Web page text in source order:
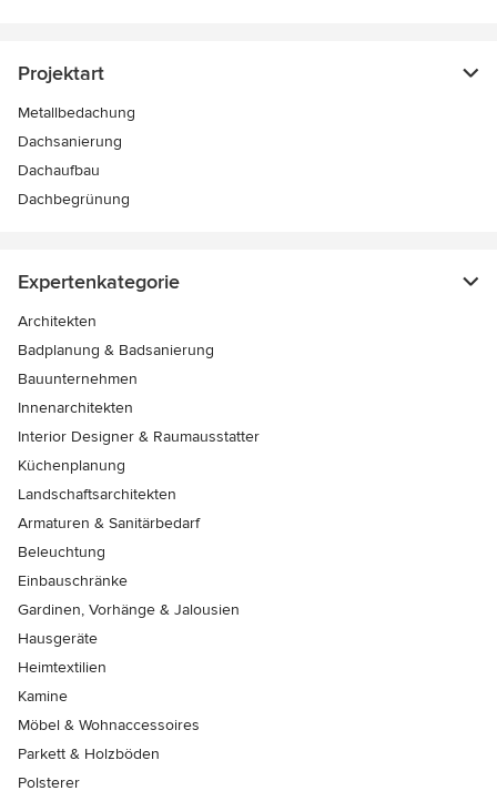
Projektart
Metallbedachung
Dachsanierung
Dachaufbau
Dachbegrünung
Expertenkategorie
Architekten
Badplanung & Badsanierung
Bauunternehmen
Innenarchitekten
Interior Designer & Raumausstatter
Küchenplanung
Landschaftsarchitekten
Armaturen & Sanitärbedarf
Beleuchtung
Einbauschränke
Gardinen, Vorhänge & Jalousien
Hausgeräte
Heimtextilien
Kamine
Möbel & Wohnaccessoires
Parkett & Holzböden
Polsterer